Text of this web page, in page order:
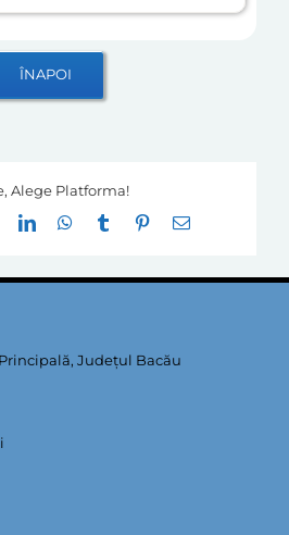
Alege Platforma!
LinkedInWhatsApp
Tumblr Pinterest
E-
Județul Bacău